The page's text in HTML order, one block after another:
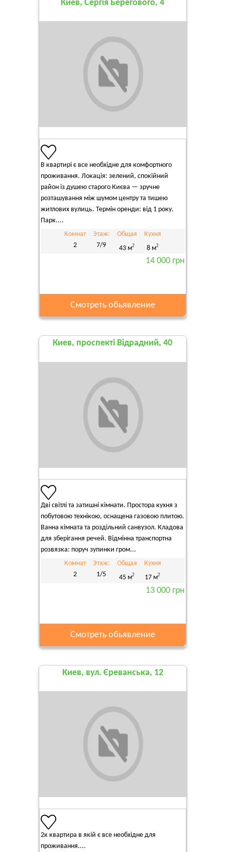
Киев, Сергія Берегового, 4
В квартирі є все необхідне для комфортного
проживання. Локація: зелений, спокійний
район із душею старого Києва — зручне
розташування між шумом центру та тишею
житлових вулиць. Термін оренди: від 1 року.
Парк....
Комнат
2
Этаж:
7/9
Общая
43 м2
Кухня
8 м2
14 000 грн
Смотреть обьявление
Киев, проспекті Відрадний, 40
Дві світлі та затишні кімнати. Простора кухня з
побутовою технікою, оснащена газовою плитою.
Ванна кімната та роздільний санвузол. Кладова
для зберігання речей. Відмінна транспортна
розвязка: поруч зупинки гром...
Комнат
2
Этаж:
1/5
Общая
45 м2
Кухня
17 м2
13 000 грн
Смотреть обьявление
Киев, вул. Єреванська, 12
2к квартира в якій є все необхідне для
проживання....